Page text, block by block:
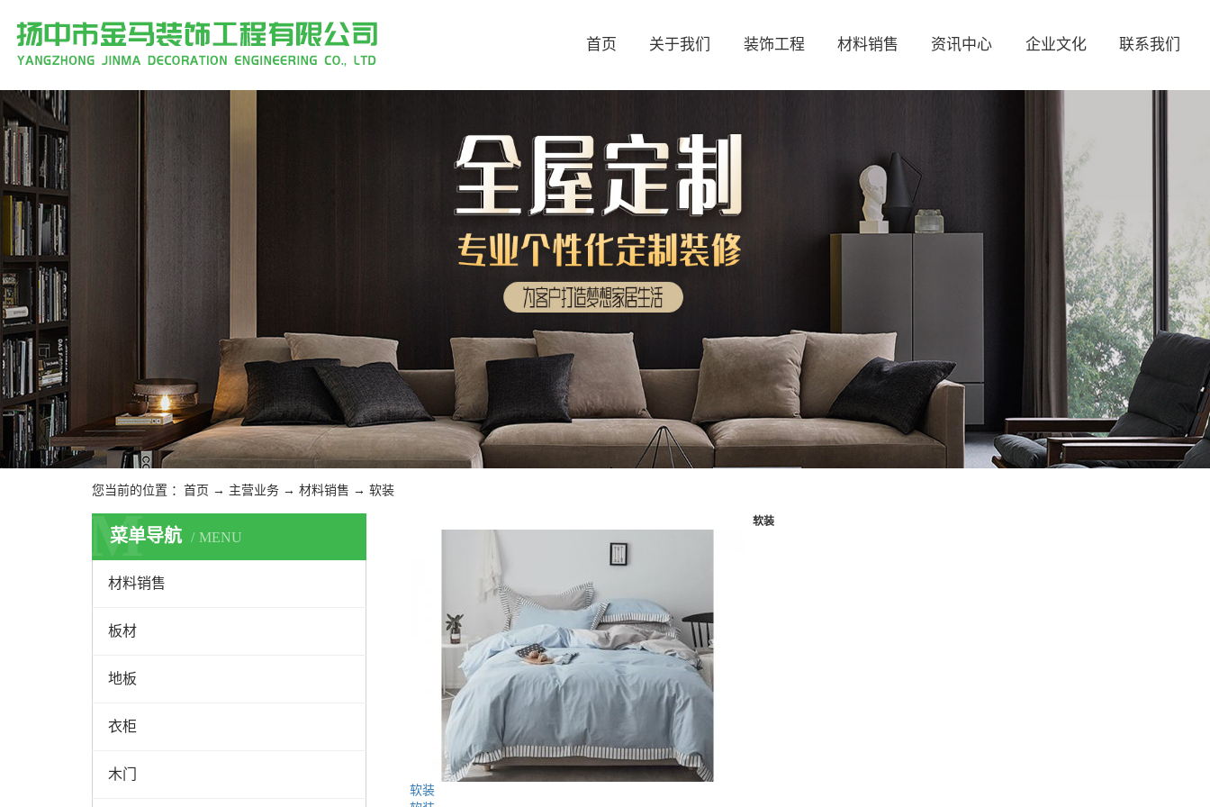
首页 关于我们 装饰工程 材料销售 资讯中心 企业文化 联系我们
您当前的位置 ： 首页 → 主营业务 → 材料销售 → 软装
菜单导航 MENU
M
材料销售
板材
地板
衣柜
木门
软装
软装